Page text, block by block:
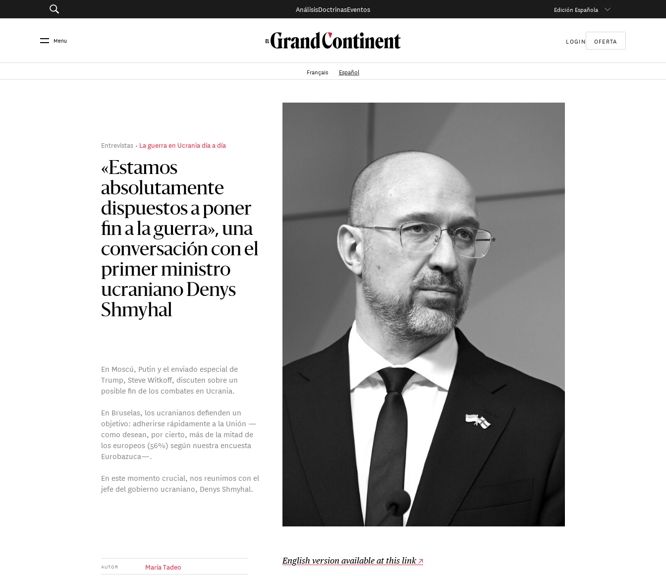
AnálisisDoctrinasEventos Edición Española
Menu LOGIN OFERTA
Français Español
«Estamos
absolutamente
dispuestos a poner
fin a la guerra», una
conversación con el
primer ministro
ucraniano Denys
Shmyhal
Entrevistas La guerra en Ucrania día a día
En Moscú, Putin y el enviado especial de
Trump, Steve Witkoff, discuten sobre un
posible fin de los combates en Ucrania.
En Bruselas, los ucranianos defienden un
objetivo: adherirse rápidamente a la Unión —
como desean, por cierto, más de la mitad de
los europeos (56%) según nuestra encuesta
Eurobazuca—.
En este momento crucial, nos reunimos con el
jefe del gobierno ucraniano, Denys Shmyhal.
AUTOR María Tadeo
English version available at this link